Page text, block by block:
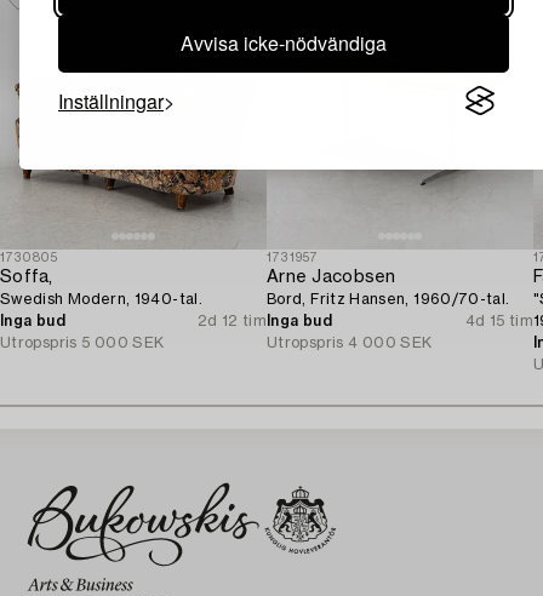
Avvisa icke-nödvändiga
Inställningar
1730805
Soffa,
Swedish Modern, 1940-tal.
Inga bud
2d 12 tim
Utropspris 5 000 SEK
1731957
Arne Jacobsen
Bord, Fritz Hansen, 1960/70-tal.
Inga bud
4d 15 tim
Utropspris 4 000 SEK